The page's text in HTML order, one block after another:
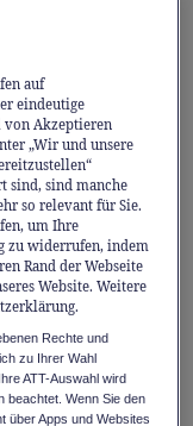
ist gross
der
sich um
handelt,
sind
Nicht nur
sondern
auf
eindeutige
von Akzeptieren
„Wir und unsere
sind, sind manche
so relevant für Sie.
um Ihre
zu widerrufen, indem
Rand der Webseite
Website. Weitere
Rechte und
zu Ihrer Wahl
ATT-Auswahl wird
beachtet. Wenn Sie den
über Apps und Websites